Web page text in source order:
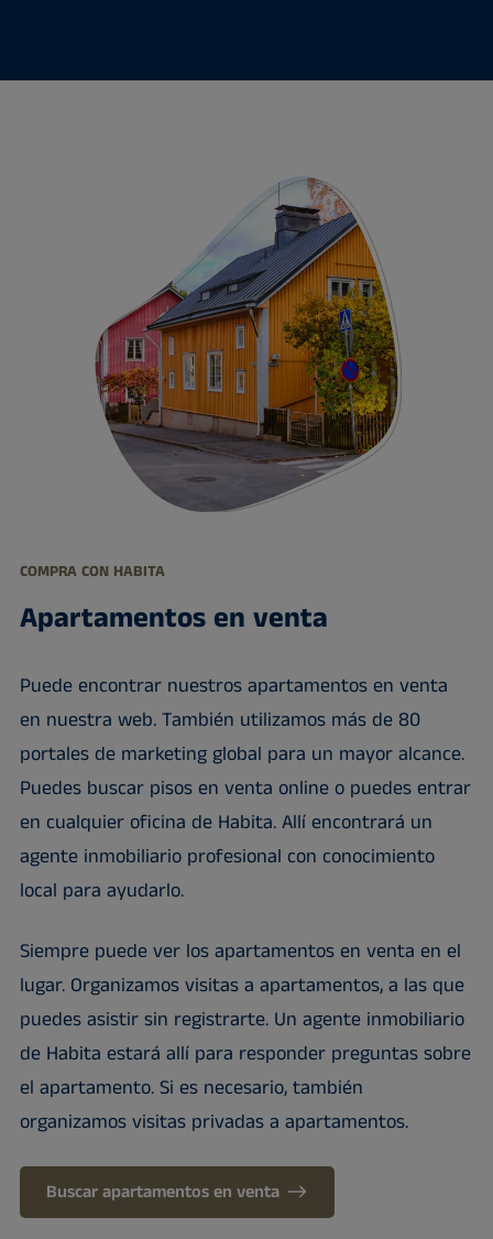
COMPRA CON HABITA
Apartamentos en venta
Puede encontrar nuestros apartamentos en venta
en nuestra web. También utilizamos más de 80
portales de marketing global para un mayor alcance.
Puedes buscar pisos en venta online o puedes entrar
en cualquier oficina de Habita. Allí encontrará un
agente inmobiliario profesional con conocimiento
local para ayudarlo.
Siempre puede ver los apartamentos en venta en el
lugar. Organizamos visitas a apartamentos, a las que
puedes asistir sin registrarte. Un agente inmobiliario
de Habita estará allí para responder preguntas sobre
el apartamento. Si es necesario, también
organizamos visitas privadas a apartamentos.
Buscar apartamentos en venta